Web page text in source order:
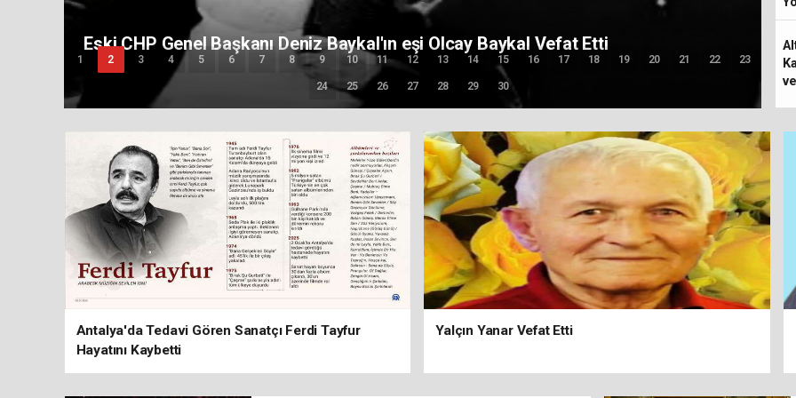
Isparta'nın Acı Kaybı: Nevriye Altıntuğ Vefat Etti
1 2 3 4 5 6 7 8 9 10 11 12 13 14 15 16 17 18 19 20 21 22 23
24 25 26 27 28 29 30
Antalya'da Tedavi Gören Sanatçı Ferdi Tayfur
Hayatını Kaybetti
Yalçın Yanar Vefat Etti